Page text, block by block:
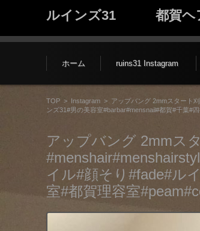
ルインズ31 都賀ヘ
コンテンツに移動
ホーム ruins31 Instagram
TOP > Instagram > アップバング 2mmスタート
ンズ31#男の美容室#barbar#mensnail#都賀#千葉#
アップバング 2mmス
イル#顔そり#fade#ル
室#都賀理容室